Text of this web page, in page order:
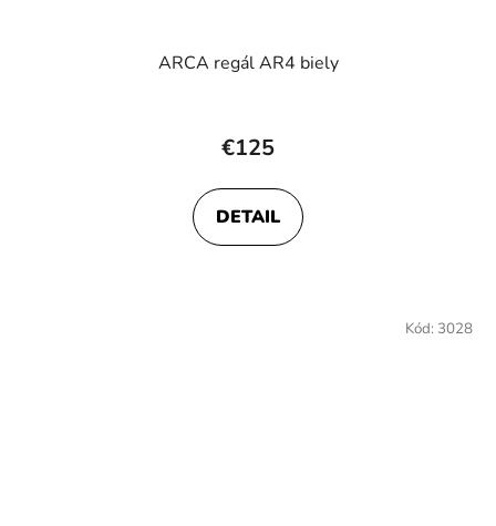
ARCA regál AR4 biely
€125
DETAIL
Kód: 3028